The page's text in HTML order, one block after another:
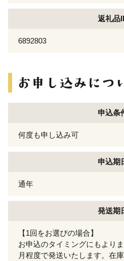
返礼品
6892803
申込条
何度も申し込み可
申込期
通年
発送期
【1回をお選びの場合】
お申込のタイミングにもより
月程度で発送いたします。在